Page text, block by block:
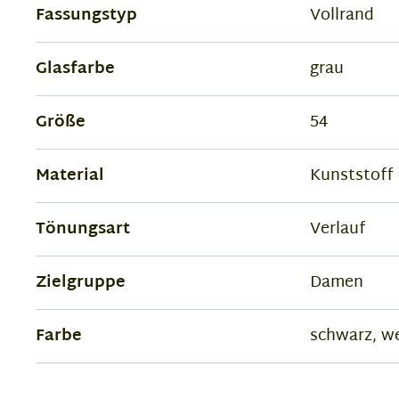
Fassungstyp
Vollrand
Glasfarbe
grau
Größe
54
Material
Kunststoff
Tönungsart
Verlauf
Zielgruppe
Damen
Farbe
schwarz,